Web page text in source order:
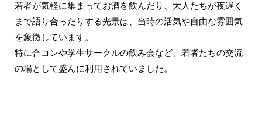
若者が気軽に集まってお酒を飲んだり、大人たちが夜遅く
まで語り合ったりする光景は、当時の活気や自由な雰囲気
を象徴しています。
特に合コンや学生サークルの飲み会など、若者たちの交流
の場として盛んに利用されていました。